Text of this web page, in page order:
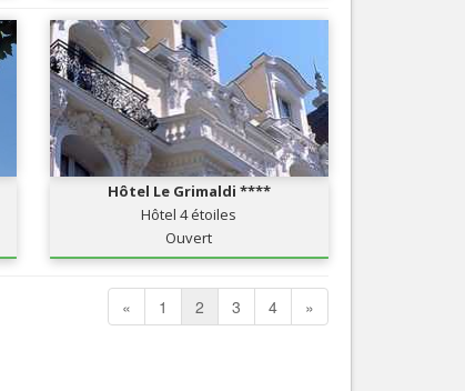
Hôtel Le Grimaldi ****
Hôtel 4 étoiles
Ouvert
« 1 2 3 4 »